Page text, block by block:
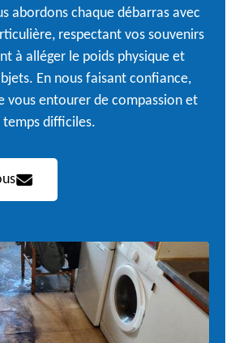
abordons chaque débarras avec
respectant vos souvenirs
à alléger le poids physique et
En nous faisant confiance,
vous entourer de compassion et
temps difficiles.